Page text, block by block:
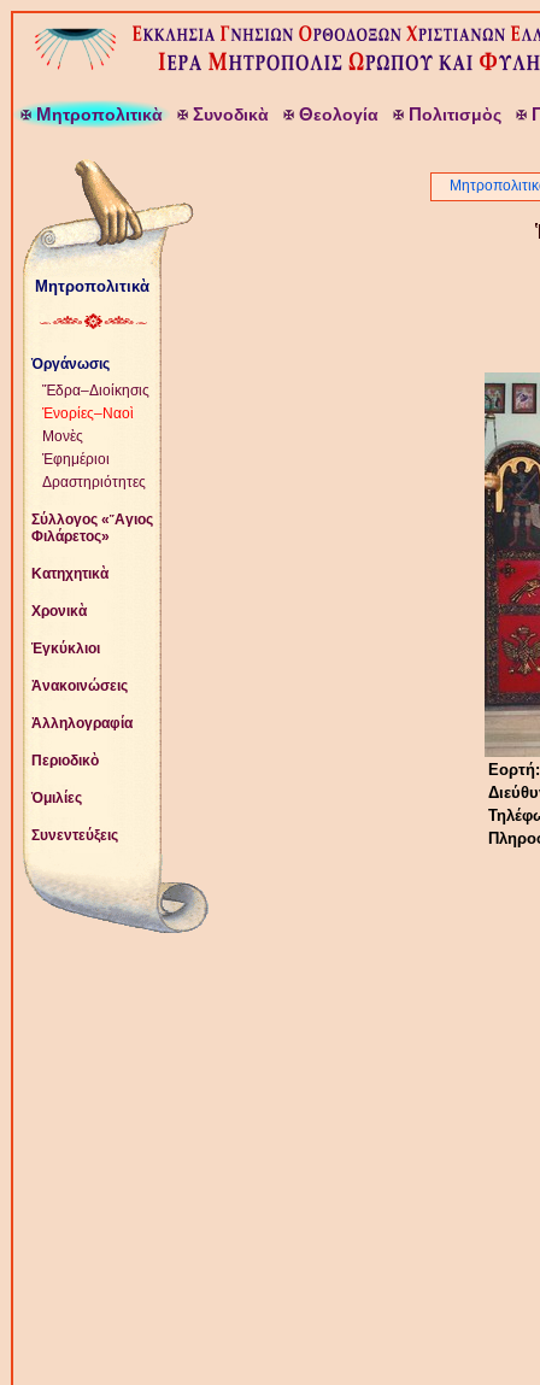
Μητροπολιτικὰ Συνοδικὰ Θεολογία Πολιτισμὸς
Μητροπολιτικὰ
Ὀργάνωσις
Ἕδρα–Διοίκησις
Ἐνορίες–Ναοὶ
Μονὲς
Ἐφημέριοι
Δραστηριότητες
Σύλλογος «῞Αγιος
Φιλάρετος»
Κατηχητικὰ
Χρονικὰ
Ἐγκύκλιοι
Ἀνακοινώσεις
Ἀλληλογραφία
Περιοδικὸ
Ὁμιλίες
Συνεντεύξεις